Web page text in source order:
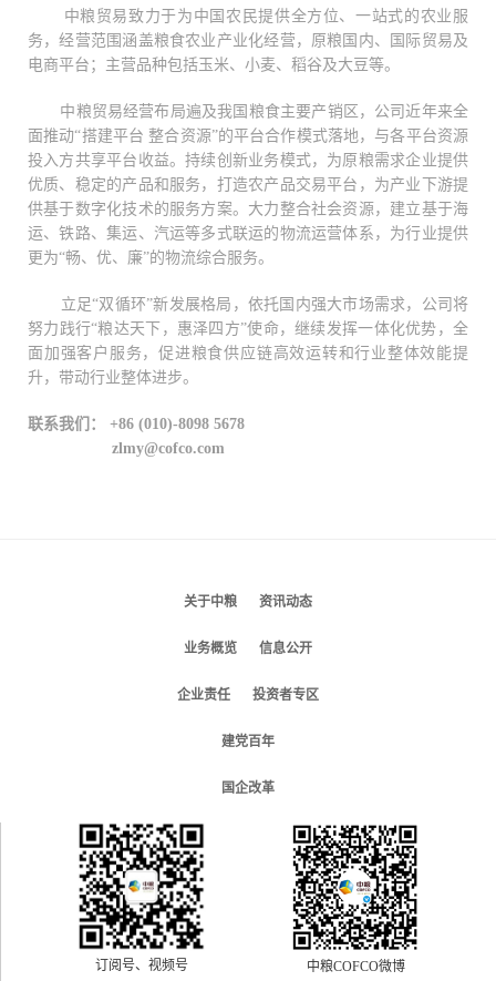
中粮贸易致力于为中国农民提供全方位、一站式的农业服
务，经营范围涵盖粮食农业产业化经营，原粮国内、国际贸易及
电商平台；主营品种包括玉米、小麦、稻谷及大豆等。
中粮贸易经营布局遍及我国粮食主要产销区，公司近年来全
面推动“搭建平台 整合资源”的平台合作模式落地，与各平台资源
投入方共享平台收益。持续创新业务模式，为原粮需求企业提供
优质、稳定的产品和服务，打造农产品交易平台，为产业下游提
供基于数字化技术的服务方案。大力整合社会资源，建立基于海
运、铁路、集运、汽运等多式联运的物流运营体系，为行业提供
更为“畅、优、廉”的物流综合服务。
立足“双循环”新发展格局，依托国内强大市场需求，公司将
努力践行“粮达天下，惠泽四方”使命，继续发挥一体化优势，全
面加强客户服务，促进粮食供应链高效运转和行业整体效能提
升，带动行业整体进步。
联系我们：
+86 (010)-8098 5678
zlmy@cofco.com
关于中粮 资讯动态
业务概览 信息公开
企业责任 投资者专区
建党百年
国企改革
订阅号、视频号 中粮COFCO微博